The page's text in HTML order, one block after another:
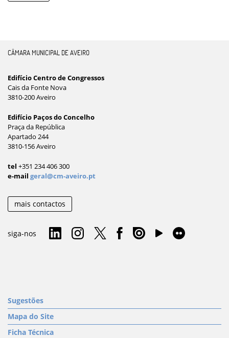
CÂMARA MUNICIPAL DE AVEIRO
Edifício Centro de Congressos
Cais da Fonte Nova
3810-200 Aveiro
Edifício Paços do Concelho
Praça da República
Apartado 244
3810-156 Aveiro
tel +351 234 406 300
e-mail geral@cm-aveiro.pt
mais contactos
siga-nos
Sugestões
Mapa do Site
Ficha Técnica